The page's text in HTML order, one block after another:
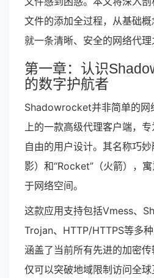
文件的添加全过程，从基础
就一条清晰、安全的网络代理
第一章：认识
的数字护航者
Shadowrocket并非简单的网
上的一款高级代理客户端，
自由的用户设计。其名称巧
影）和“Rocket”（火箭），
于网络空间。
这款应用支持包括Vmess、
Trojan、HTTP/HTTPS等多
涵盖了当前所有先进的加密
仅可以突破地域限制访问全